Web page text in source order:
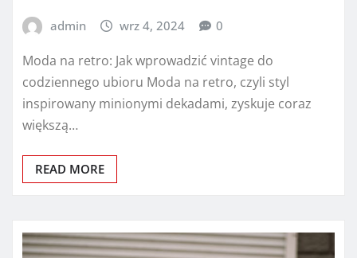
admin wrz 4, 2024 0
Moda na retro: Jak wprowadzić vintage do
codziennego ubioru Moda na retro, czyli styl
inspirowany minionymi dekadami, zyskuje coraz
większą…
READ MORE